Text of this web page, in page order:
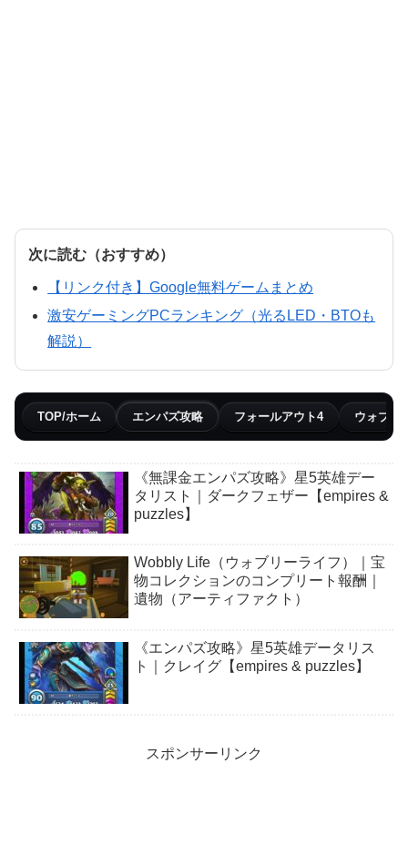
次に読む（おすすめ）
【リンク付き】Google無料ゲームまとめ
激安ゲーミングPCランキング（光るLED・BTOも
解説）
TOP/ホーム エンパズ攻略 フォールアウト4 ウォブリ
《無課金エンパズ攻略》星5英雄デー
タリスト｜ダークフェザー【empires &
puzzles】
Wobbly Life（ウォブリーライフ）｜宝
物コレクションのコンプリート報酬｜
遺物（アーティファクト）
《エンパズ攻略》星5英雄データリス
ト｜クレイグ【empires & puzzles】
スポンサーリンク